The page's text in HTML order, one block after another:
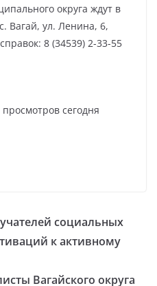
округа ждут в
Вагай, ул. Ленина, 6,
8 (34539) 2-33-55
сегодня
социальных
к активному
Вагайского округа